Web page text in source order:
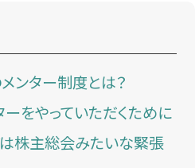
ンター制度とは？
をやっていただくために
株主総会みたいな緊張